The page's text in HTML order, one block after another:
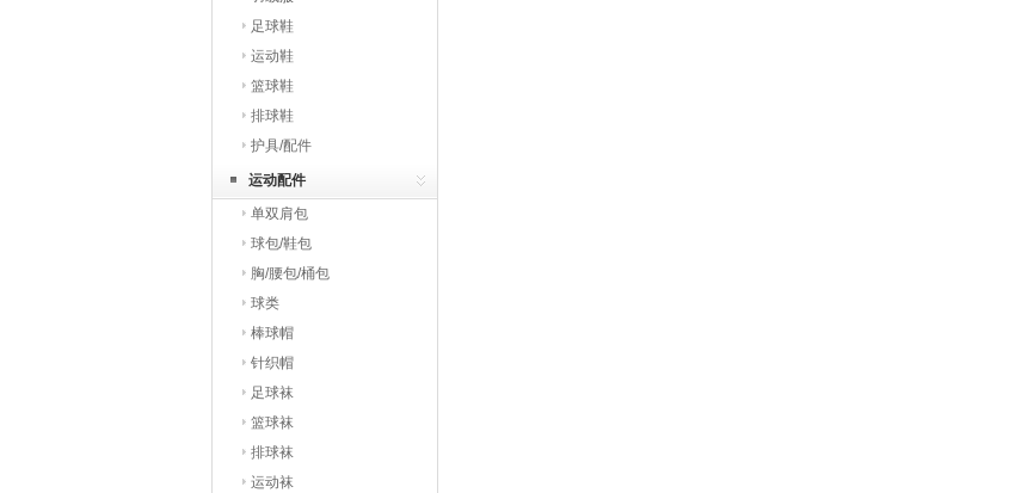
足球鞋
运动鞋
篮球鞋
排球鞋
护具/配件
运动配件
单双肩包
球包/鞋包
胸/腰包/桶包
球类
棒球帽
针织帽
足球袜
篮球袜
排球袜
运动袜